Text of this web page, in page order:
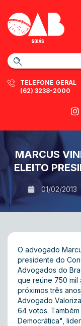
TELEFONE GERAL
(62) 3238-2000
MARCUS
ELEITO
01/02/2013
O advogado
presidente do
Advogados do
que reúne 750 mil
próximos três
Advogado
64 votos.
Democrática",